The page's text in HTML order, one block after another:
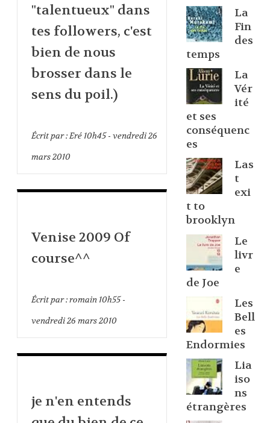
"talentueux" dans
tes followers, c'est
bien de nous
brosser dans le
sens du poil.)
Écrit par :Eré 10h45- vendredi 26
mars 2010
Venise 2009 Of
course^^
Écrit par :romain 10h55-
vendredi 26mars 2010
je n'en entends
La
Fin
des
temps
La
Vér
ité
et ses
conséquenc
es
Las
t
exi
t to
brooklyn
Le
livr
e
de Joe
Les
Bell
es
Endormies
Lia
iso
ns
étrangères